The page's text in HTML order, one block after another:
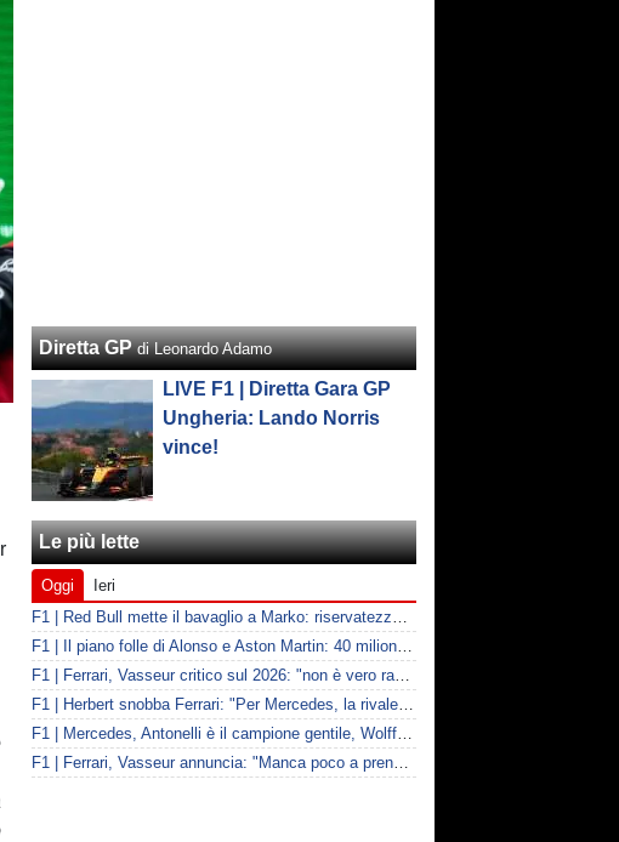
Diretta GP di Leonardo Adamo
LIVE F1 | Diretta Gara GP
Ungheria: Lando Norris
vince!
Le più lette
Oggi
Ieri
F1 | Red Bull mette il bavaglio a Marko: riservatezza fino al 2026
F1 | Il piano folle di Alonso e Aston Martin: 40 milioni all'anno fino ai 47 anni di Nando
F1 | Ferrari, Vasseur critico sul 2026: "non è vero racing, ma non è artificiale"
F1 | Herbert snobba Ferrari: "Per Mercedes, la rivale è McLaren"
F1 | Mercedes, Antonelli è il campione gentile, Wolff: "Non devi essere stronzo per vincere"
F1 | Ferrari, Vasseur annuncia: "Manca poco a prendere Mercedes, ma non basterà l'ADUO"